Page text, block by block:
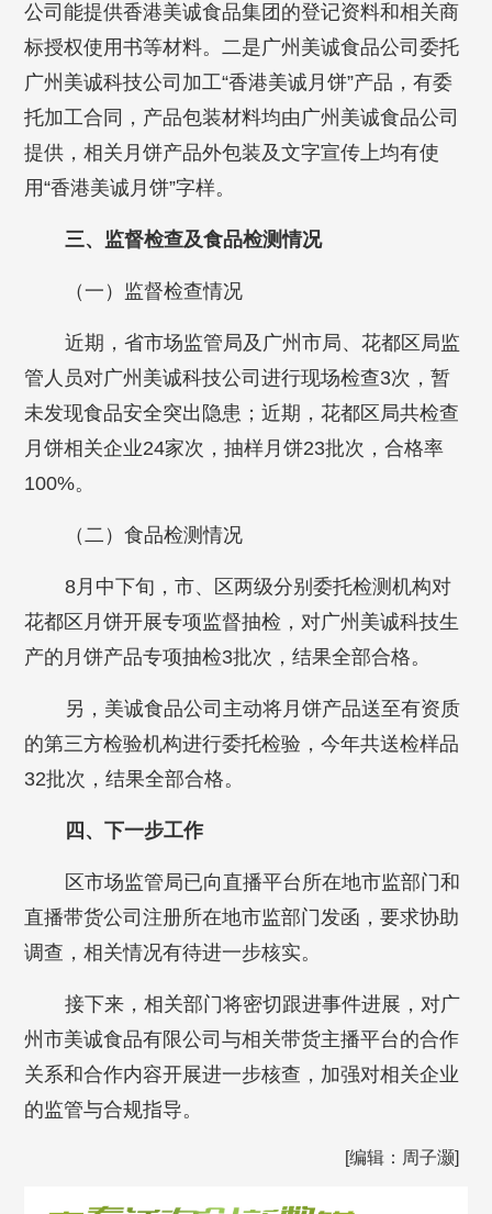
公司能提供香港美诚食品集团的登记资料和相关商
标授权使用书等材料。二是广州美诚食品公司委托
广州美诚科技公司加工“香港美诚月饼”产品，有委
托加工合同，产品包装材料均由广州美诚食品公司
提供，相关月饼产品外包装及文字宣传上均有使
用“香港美诚月饼”字样。
三、监督检查及食品检测情况
（一）监督检查情况
近期，省市场监管局及广州市局、花都区局监
管人员对广州美诚科技公司进行现场检查3次，暂
未发现食品安全突出隐患；近期，花都区局共检查
月饼相关企业24家次，抽样月饼23批次，合格率
100%。
（二）食品检测情况
8月中下旬，市、区两级分别委托检测机构对
花都区月饼开展专项监督抽检，对广州美诚科技生
产的月饼产品专项抽检3批次，结果全部合格。
另，美诚食品公司主动将月饼产品送至有资质
的第三方检验机构进行委托检验，今年共送检样品
32批次，结果全部合格。
四、下一步工作
区市场监管局已向直播平台所在地市监部门和
直播带货公司注册所在地市监部门发函，要求协助
调查，相关情况有待进一步核实。
接下来，相关部门将密切跟进事件进展，对广
州市美诚食品有限公司与相关带货主播平台的合作
关系和合作内容开展进一步核查，加强对相关企业
的监管与合规指导。
[编辑：周子灏]